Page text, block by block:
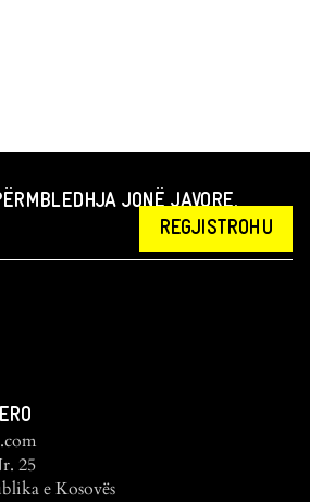
JONË JAVORE.
REGJISTROHU
25
e Kosovës